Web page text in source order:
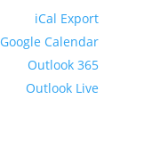
iCal Export
Google Calendar
Outlook 365
Outlook Live